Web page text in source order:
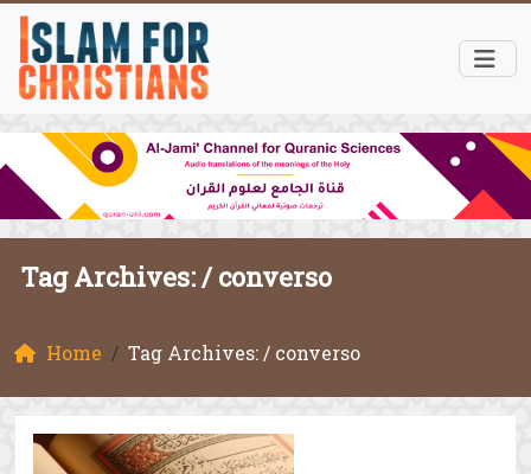
Tag Archives: /converso
Home Tag Archives: / converso